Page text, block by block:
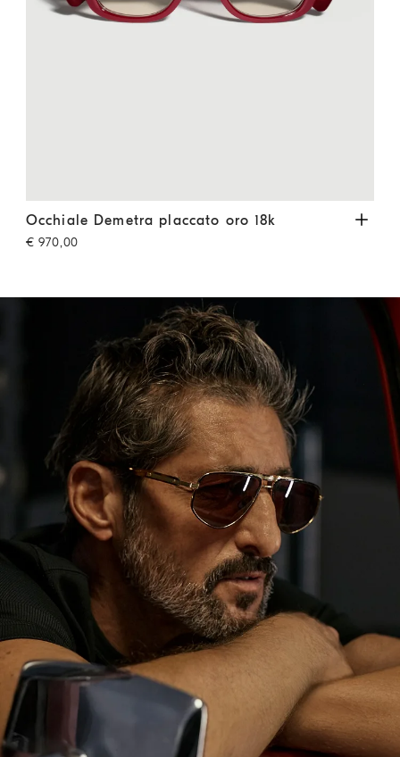
Occhiale Demetra placcato oro 18k Ciliegia
Occhiale Demetra placcato oro 18k
€ 970,00